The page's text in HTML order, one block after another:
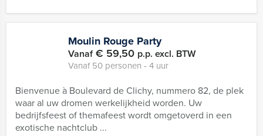
Moulin Rouge Party
Vanaf€ 59,50 p.p. excl. BTW
Vanaf 50 personen ‐ 4 uur
Bienvenue à Boulevard de Clichy, nummero 82, de plek
waar al uw dromen werkelijkheid worden. Uw
bedrijfsfeest of themafeest wordt omgetoverd in een
exotische nachtclub ...